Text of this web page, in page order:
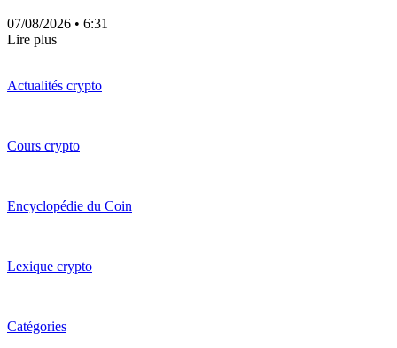
07/08/2026 • 6:31
Lire plus
Actualités crypto
Cours crypto
Encyclopédie du Coin
Lexique crypto
Catégories